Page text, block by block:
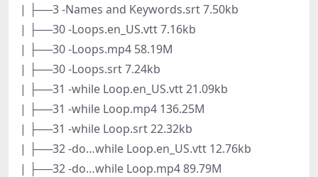
| ├──3 -Names and Keywords.srt 7.50kb
| ├──30 -Loops.en_US.vtt 7.16kb
| ├──30 -Loops.mp4 58.19M
| ├──30 -Loops.srt 7.24kb
| ├──31 -while Loop.en_US.vtt 21.09kb
| ├──31 -while Loop.mp4 136.25M
| ├──31 -while Loop.srt 22.32kb
| ├──32 -do…while Loop.en_US.vtt 12.76kb
| ├──32 -do…while Loop.mp4 89.79M